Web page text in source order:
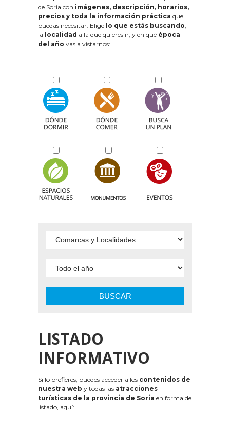
de Soria con imágenes, descripción, horarios,
precios y toda la información práctica que
puedas necesitar. Elige lo que estás buscando,
la localidad a la que quieres ir, y en qué época
del año vas a vistarnos:
BUSCAR
LISTADO
INFORMATIVO
Si lo prefieres, puedes acceder a los contenidos de
nuestra web y todas las atracciones
turísticas de la provincia de Soria en forma de
listado, aquí: